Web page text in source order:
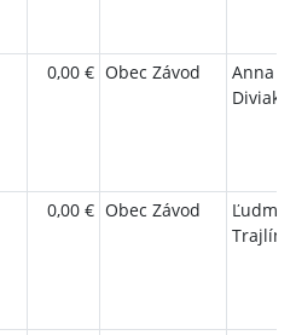
0,00 € Obec Závod
Anna
0,00 € Obec Závod
Ľudmila